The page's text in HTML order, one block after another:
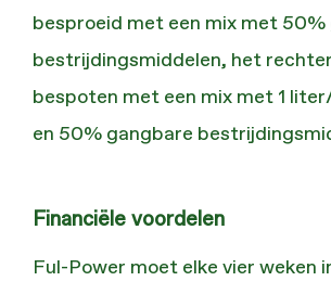
besproeid met een mix met 50%
bestrijdingsmiddelen, het
bespoten met een mix met 1
en 50% gangbare
Financiële voordelen
Ful-Power moet elke vier weken